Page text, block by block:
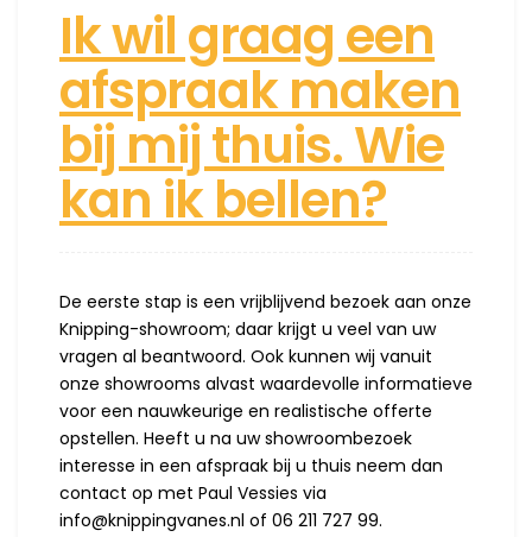
Ik wil graag een
afspraak maken
bij mij thuis. Wie
kan ik bellen?
De eerste stap is een vrijblijvend bezoek aan onze
Knipping-showroom; daar krijgt u veel van uw
vragen al beantwoord. Ook kunnen wij vanuit
onze showrooms alvast waardevolle informatieve
voor een nauwkeurige en realistische offerte
opstellen. Heeft u na uw showroombezoek
interesse in een afspraak bij u thuis neem dan
contact op met Paul Vessies via
info@knippingvanes.nl of 06 211 727 99.